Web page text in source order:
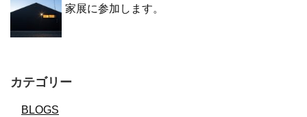
家展に参加します。
カテゴリー
BLOGS